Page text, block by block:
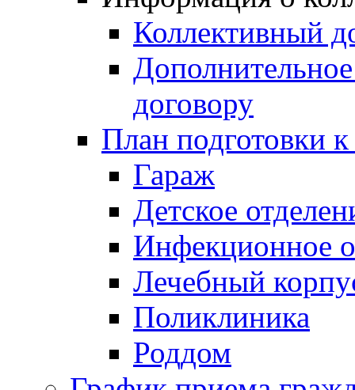
Коллективный
договору
План подготовки
Гараж
Детское
Инфекционное
Лечебный
Поликлиника
Роддом